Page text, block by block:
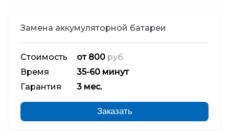
Замена аккумуляторной батареи
Стоимость от 800 руб.
Время
35-60 минут
Гарантия
3 мес.
Заказать